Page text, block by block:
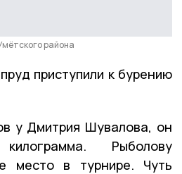
района
приступили к бурению
у Дмитрия Шувалова, он
Рыболову
место в турнире. Чуть